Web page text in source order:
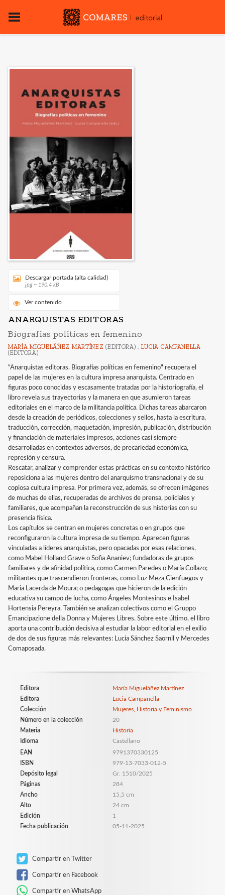
Descargar portada (alta calidad)
jpg ~ 190.4 kB
Ver contenido
ANARQUISTAS EDITORAS
Biografías políticas en femenino
MARÍA MIGUELÁÑEZ MARTÍNEZ (EDITORA) , LUCIA CAMPANELLA
(EDITORA)
"Anarquistas editoras. Biografías políticas en femenino" recupera el
papel de las mujeres en la cultura impresa anarquista. Centrado en
figuras poco conocidas y escasamente tratadas por la historiografía, el
libro revela sus trayectorias y la manera en que asumieron tareas
editoriales en el marco de la militancia política. Dichas tareas abarcaron
desde la creación de periódicos, colecciones y sellos, hasta la escritura,
traducción, corrección, maquetación, impresión, publicación, distribución
y financiación de materiales impresos, acciones casi siempre
desarrolladas en contextos adversos, de precariedad económica,
represión y censura.
Rescatar, analizar y comprender estas prácticas en su contexto histórico
reposiciona a las mujeres dentro del anarquismo transnacional y de su
copiosa cultura impresa. Por primera vez, además, se ofrecen imágenes
de muchas de ellas, recuperadas de archivos de prensa, policiales y
familiares, que acompañan la reconstrucción de sus historias con su
presencia física.
Los capítulos se centran en mujeres concretas o en grupos que
reconfiguraron la cultura impresa de su tiempo. Aparecen figuras
vinculadas a líderes anarquistas, pero opacadas por esas relaciones,
como Mabel Holland Grave o Sofia Ananiev; fundadoras de grupos
familiares y de afinidad política, como Carmen Paredes o María Collazo;
militantes que trascendieron fronteras, como Luz Meza Cienfuegos y
Maria Lacerda de Moura; o pedagogas que hicieron de la edición
educativa su campo de lucha, como Ángeles Montesinos e Isabel
Hortensia Pereyra. También se analizan colectivos como el Gruppo
Emancipazione della Donna y Mujeres Libres. Sobre este último, el libro
aporta una contribución decisiva al estudiar la labor editorial en el exilio
de dos de sus figuras más relevantes: Lucía Sánchez Saornil y Mercedes
Comaposada.
Editora
María Migueláñez Martínez
Editora
Lucia Campanella
Colección
Mujeres, Historia y Feminismo
Número en la colección
20
Materia
Historia
Idioma
Castellano
EAN
9791370330125
ISBN
979-13-7033-012-5
Depósito legal
Gr. 1510/2025
Páginas
284
Ancho
15,5 cm
Alto
24 cm
Edición
1
Fecha publicación
05-11-2025
Compartir en Twitter
Compartir en Facebook
Compartir en WhatsApp